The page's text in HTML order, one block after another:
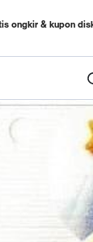
ongkir & kupon